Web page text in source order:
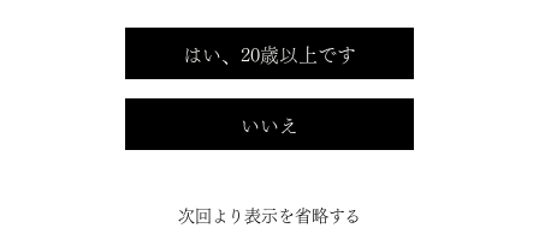
もみじ園山荘が国登録有形文化財に登録
（公財）こしじ水と緑の会が新潟県環境賞
はい、20歳以上です
いいえ
次回より表示を省略する